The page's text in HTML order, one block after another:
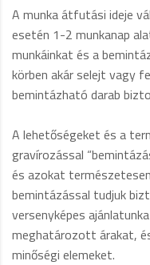
A munka átfutási ideje
esetén 1-2 munkanap
munkáinkat és a
körben akár selejt vagy
bemintázható darab
A lehetőségeket és a
gravírozással
és azokat
bemintázással tudjuk
versenyképes
meghatározott árakat,
minőségi elemeket.